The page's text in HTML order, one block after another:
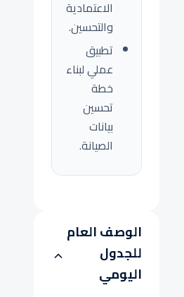
الاعتمادية
والتحسين.
تطبيق
عملي لبناء
خطة
تحسين
بيانات
الصيانة.
الوصف العام
للجدول
اليومي